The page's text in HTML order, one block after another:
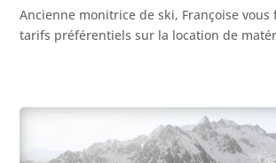
Ancienne monitrice de ski, Françoise
tarifs préférentiels sur la location de